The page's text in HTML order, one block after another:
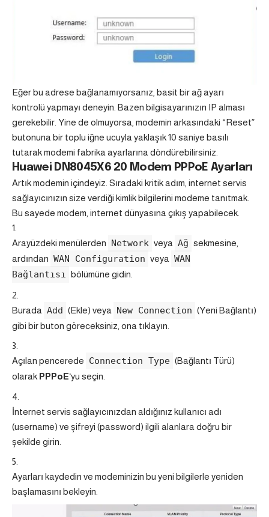
Eğer bu adrese bağlanamıyorsanız, basit bir ağ ayarı
kontrolü yapmayı deneyin. Bazen bilgisayarınızın IP alması
gerekebilir. Yine de olmuyorsa, modemin arkasındaki “Reset”
butonuna bir toplu iğne ucuyla yaklaşık 10 saniye basılı
tutarak modemi fabrika ayarlarına döndürebilirsiniz.
Huawei DN8045X6 20 Modem PPPoE Ayarları
Artık modemin içindeyiz. Sıradaki kritik adım, internet servis
sağlayıcınızın size verdiği kimlik bilgilerini modeme tanıtmak.
Bu sayede modem, internet dünyasına çıkış yapabilecek.
Arayüzdeki menülerden Network veya Ağ sekmesine,
ardından WAN Configuration veya WAN
Bağlantısı bölümüne gidin.
Burada Add (Ekle) veya New Connection (Yeni Bağlantı)
gibi bir buton göreceksiniz, ona tıklayın.
Açılan pencerede Connection Type (Bağlantı Türü)
olarak PPPoE‘yu seçin.
İnternet servis sağlayıcınızdan aldığınız kullanıcı adı
(username) ve şifreyi (password) ilgili alanlara doğru bir
şekilde girin.
Ayarları kaydedin ve modeminizin bu yeni bilgilerle yeniden
başlamasını bekleyin.